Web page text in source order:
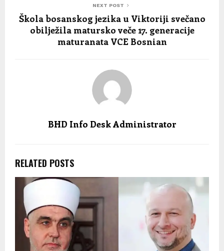
NEXT POST
Škola bosanskog jezika u Viktoriji svečano
obilježila matursko veče 17. generacije
maturanata VCE Bosnian
BHD Info Desk Administrator
RELATED POSTS